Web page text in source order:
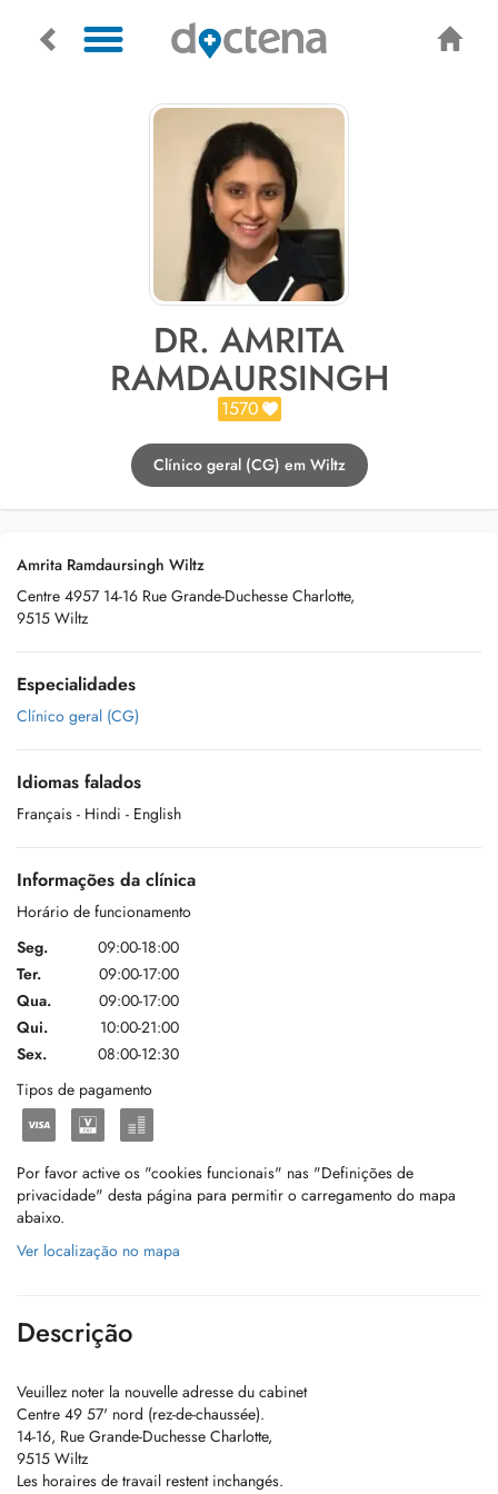
DR. AMRITA
RAMDAURSINGH
1570
Clínico geral (CG) em Wiltz
Amrita Ramdaursingh Wiltz
Centre 4957 14-16 Rue Grande-Duchesse Charlotte,
9515 Wiltz
Especialidades
Clínico geral (CG)
Idiomas falados
Français - Hindi - English
Informações da clínica
Horário de funcionamento
Seg.
09:00-18:00
Ter.
09:00-17:00
Qua.
09:00-17:00
Qui.
10:00-21:00
Sex.
08:00-12:30
Tipos de pagamento
Por favor active os "cookies funcionais" nas "Definições de
privacidade" desta página para permitir o carregamento do mapa
abaixo.
Ver localização no mapa
Descrição
Veuillez noter la nouvelle adresse du cabinet
Centre 49 57' nord (rez-de-chaussée).
14-16, Rue Grande-Duchesse Charlotte,
9515 Wiltz
Les horaires de travail restent inchangés.